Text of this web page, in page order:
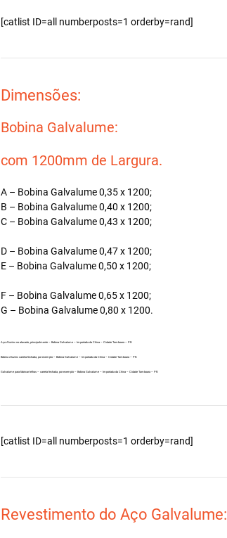
[catlist ID=all numberposts=1 orderby=rand]
Dimensões:
Bobina Galvalume:
com 1200mm de Largura.
A – Bobina Galvalume 0,35 x 1200;
B – Bobina Galvalume 0,40 x 1200;
C – Bobina Galvalume 0,43 x 1200;
D – Bobina Galvalume 0,47 x 1200;
E – Bobina Galvalume 0,50 x 1200;
F – Bobina Galvalume 0,65 x 1200;
G – Bobina Galvalume 0,80 x 1200.
Aço Aluzinc no atacado, principalmente – Bobina Galvalume – Importada da China – Cidade Tamboara – PR.
Bobina Aluzinc carreta fechada, por exemplo – Bobina Galvalume – Importada da China – Cidade Tamboara – PR.
Galvalume para fabricar telhas – carreta fechada, por exemplo – Bobina Galvalume – Importada da China – Cidade Tamboara – PR.
[catlist ID=all numberposts=1 orderby=rand]
Revestimento do Aço Galvalume: